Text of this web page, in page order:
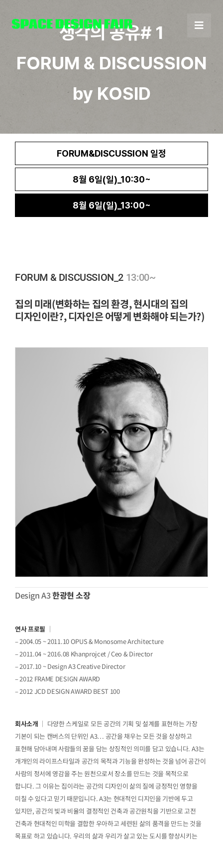
content
생각의 공유# 1
FORUM & DISCUSSION
by KOSID
FORUM&DISCUSSION 일정
8월 6일(일)_10:30~
8월 6일(일)_13:00~
FORUM & DISCUSSION_2 13:00~
집의 미래(변화하는 집의 환경, 현시대의 집의
디자인이란?, 디자인은 어떻게 변화해야 되는가?)
Design A3한광현 소장
연사 프로필 ｜
– 2004.05 ~ 2011.10 OPUS & Monosome Architecture
– 2011.04 ~ 2016.08 Khanprojcet / Ceo & Director
– 2017.10 ~ Design A3 Creative Director
– 2012 FRAME DESIGN AWARD
– 2012 JCD DESIGN AWARD BEST 100
회사소개 ｜ 다양한 스케일로 모든 공간의 기획 및 설계를 표현하는 가장
기본이 되는 캔버스의 단위인 A3… 공간을 채우는 모든 것을 상상하고
표현해 담아내며 사람들의 꿈을 담는 상징적인 의미를 담고 있습니다. A3는
개개인의 라이프스타일과 공간의 목적과 기능을 완성하는 것을 넘어 공간이
사람의 정서에 영감을 주는 원천으로서 장소를 만드는 것을 목적으로
합니다. 그 이유는 집이라는 공간의 디자인이 삶의 질에 긍정적인 영향을
미칠 수 있다고 믿기 때문입니다. A3는 현대적인 디지인을 기반에 두고
있지만, 공간의 빛과 비율의 결정적인 건축과 공간원칙을 기반으로 고전
건축과 현대적인 미학을 결합한 우아하고 세련된 삶의 품격을 만드는 것을
목표로 하고 있습니다. 우리의 삶과 우리가 살고 있는 도시를 향상시키는